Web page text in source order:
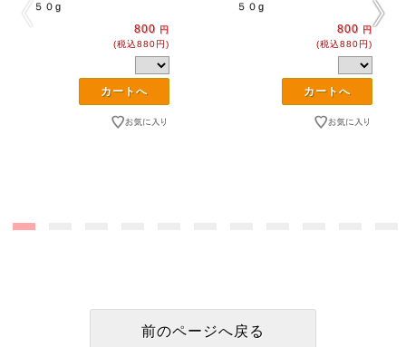
５０g
800 円
(税込880円)
５０g
800 円
(税込880円)